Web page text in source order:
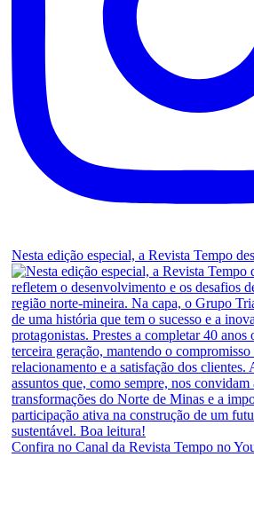
Nesta edição especial, a Revista Tempo
Confira no Canal da Revista Tempo no